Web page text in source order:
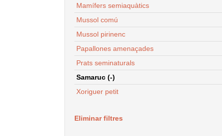
Mamífers semiaquàtics
Mussol comú
Mussol pirinenc
Papallones amenaçades
Prats seminaturals
Samaruc (-)
Xoriguer petit
Eliminar filtres